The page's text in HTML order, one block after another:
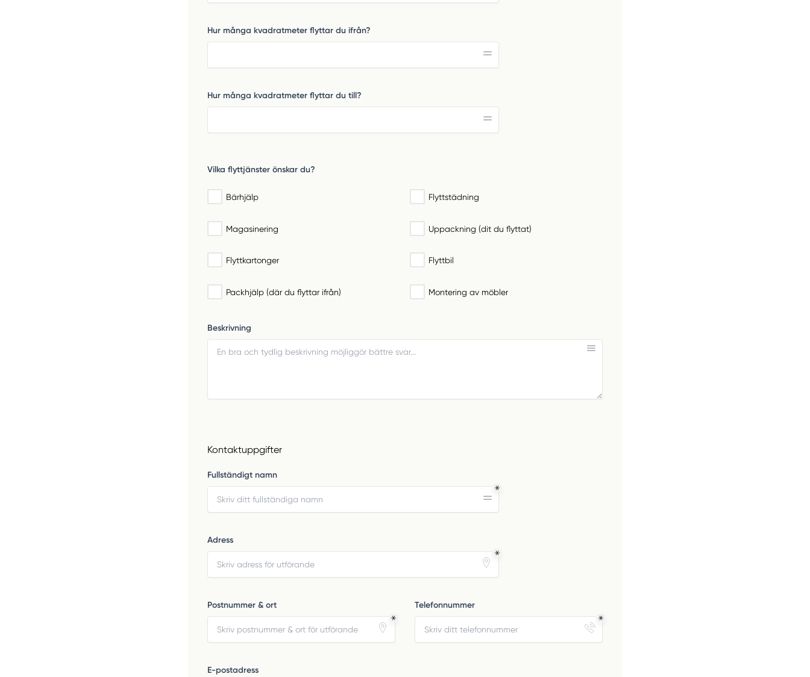
Hur många kvadratmeter flyttar du ifrån?
Hur många kvadratmeter flyttar du till?
Vilka flyttjänster önskar du?
Bärhjälp Flyttstädning
Magasinering Uppackning (dit du flyttat)
Flyttkartonger Flyttbil
Packhjälp (där du flyttar ifrån) Montering av möbler
Beskrivning
Kontaktuppgifter
Fullständigt namn
Adress
Postnummer & ort Telefonnummer
E-postadress